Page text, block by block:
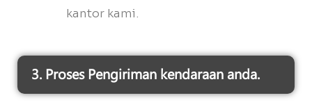
kantor kami.
3. Proses Pengiriman kendaraan anda.